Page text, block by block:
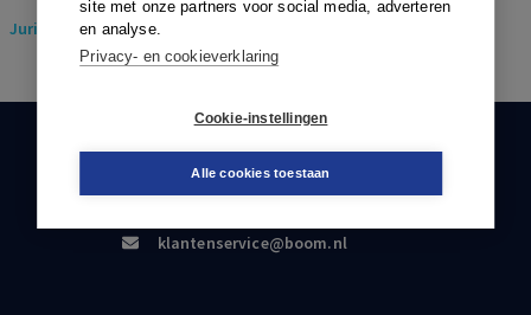
site met onze partners voor social media, adverteren
en analyse.
Privacy- en cookieverklaring
Cookie-instellingen
Alle cookies toestaan
Juridisch> Pensioenrecht
KLANTENSERVICE
088-0301000
klantenservice@boom.nl